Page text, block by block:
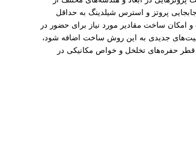
پروتز و استرس شیلدینگ به حداقل
امکان ساخت مقادیر مورد نیاز برای حضور در
جدیدی به این روش ساخت اضافه شود،
قطر حفره‌های تخلخل و خواص مکانیکی در